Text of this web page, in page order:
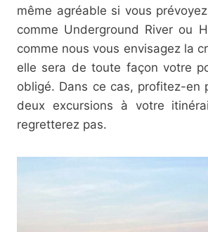
même agréable si vous
comme Underground River ou
comme nous vous envisagez la
elle sera de toute façon votre
obligé. Dans ce cas, profitez-en
deux excursions à votre
regretterez pas.